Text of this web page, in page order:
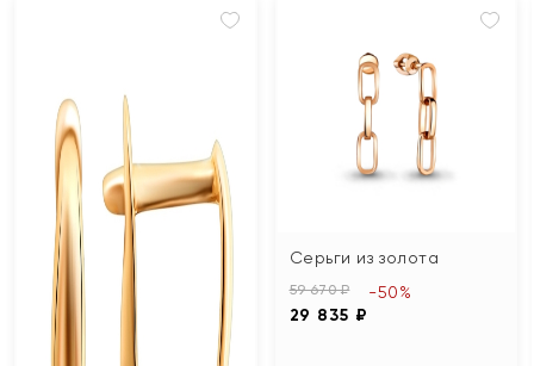
Серьги из золота
59 670 ₽
29 835 ₽
-50%